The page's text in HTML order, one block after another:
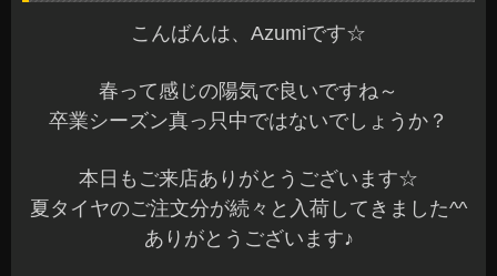
こんばんは、Azumiです☆
春って感じの陽気で良いですね～
卒業シーズン真っ只中ではないでしょうか？
本日もご来店ありがとうございます☆
夏タイヤのご注文分が続々と入荷してきました^^
ありがとうございます♪